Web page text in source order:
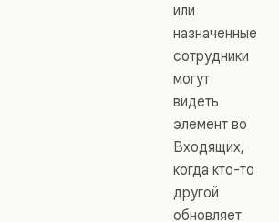
или
назначенные
сотрудники
могут
видеть
элемент во
Входящих,
когда кто-то
другой
обновляет